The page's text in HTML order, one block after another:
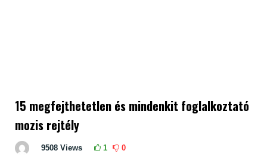
15 megfejthetetlen és mindenkit foglalkoztató
mozis rejtély
9508 Views 1 0